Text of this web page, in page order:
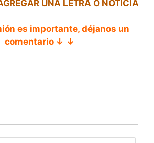
UNA LETRA O NOTICIA
es importante, déjanos un
comentario ↓ ↓